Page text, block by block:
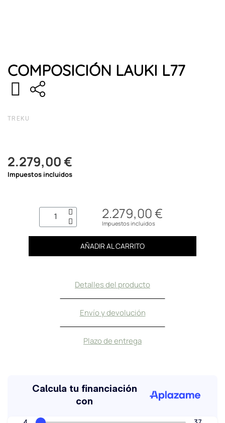
COMPOSICIÓN LAUKI L77
TREKU
2.279,00 €
Impuestos incluidos
2.279,00 €
Impuestos incluidos
AÑADIR AL CARRITO
Detalles del producto
Envío y devolución
Plazo de entrega